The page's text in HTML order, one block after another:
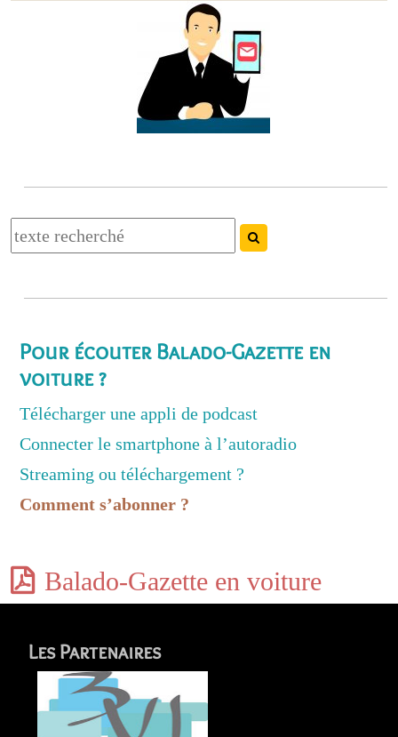
Pour écouter Balado-Gazette en
voiture ?
Télécharger une appli de podcast
Connecter le smartphone à l’autoradio
Streaming ou téléchargement ?
Comment s’abonner ?
Balado-Gazette en voiture
Les Partenaires